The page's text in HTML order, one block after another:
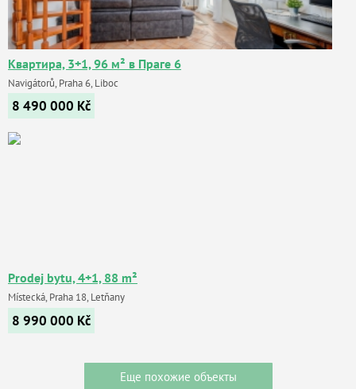
Квартира, 3+1, 96 м² в Праге 6
Navigátorů, Praha 6, Liboc
8 490 000 Kč
Prodej bytu, 4+1, 88 m²
Místecká, Praha 18, Letňany
8 990 000 Kč
Еще похожие объекты